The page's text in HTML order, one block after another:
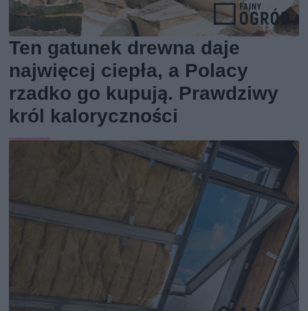
Ten gatunek drewna daje
najwięcej ciepła, a Polacy
rzadko go kupują. Prawdziwy
król kaloryczności